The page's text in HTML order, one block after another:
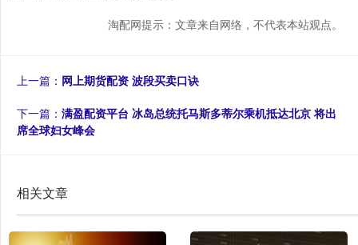
淘配网提示：文章来自网络，不代表本站观点。
上一篇： 网上期货配资 波段买卖口诀
下一篇： 满盈配资平台 冰岛总统托马斯多蒂尔乘机抵达北京 将出
席全球妇女峰会
相关文章